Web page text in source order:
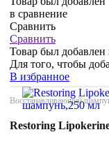
в сравнение
Сравнить
Сравнить
Товар был добавлен
Для того, чтобы
В избранное
Восстанавливающий
Restoring